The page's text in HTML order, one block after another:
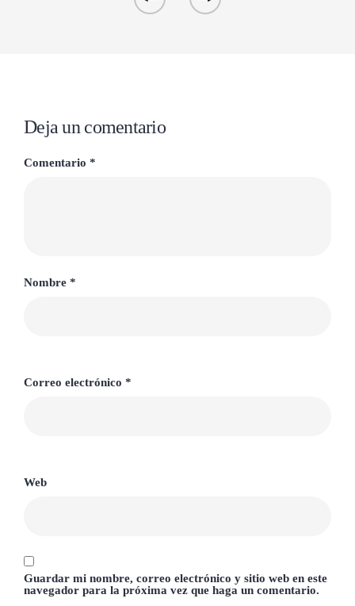
Deja un comentario
Comentario *
Nombre *
Correo electrónico *
Web
Guardar mi nombre, correo electrónico y sitio web en este
navegador para la próxima vez que haga un comentario.